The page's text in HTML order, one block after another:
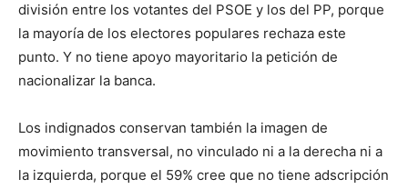
división entre los votantes del PSOE y los del PP, porque
la mayoría de los electores populares rechaza este
punto. Y no tiene apoyo mayoritario la petición de
nacionalizar la banca.
Los indignados conservan también la imagen de
movimiento transversal, no vinculado ni a la derecha ni a
la izquierda, porque el 59% cree que no tiene adscripción